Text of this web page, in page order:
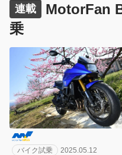
連載
MotorFan
乗
バイク試乗 2025.05.12